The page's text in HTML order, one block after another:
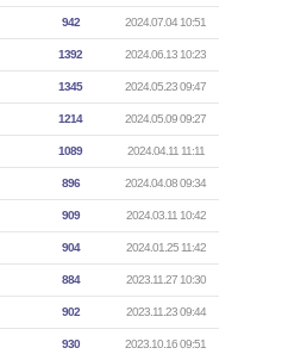
942 2024.07.04 10:51
1392 2024.06.13 10:23
1345 2024.05.23 09:47
1214 2024.05.09 09:27
1089 2024.04.11 11:11
896 2024.04.08 09:34
909 2024.03.11 10:42
904 2024.01.25 11:42
884 2023.11.27 10:30
902 2023.11.23 09:44
930 2023.10.16 09:51